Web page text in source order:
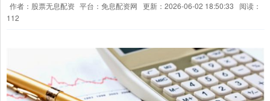
作者：股票无息配资 平台：免息配资网 更新：2026-06-02 18:50:33
阅读：
112